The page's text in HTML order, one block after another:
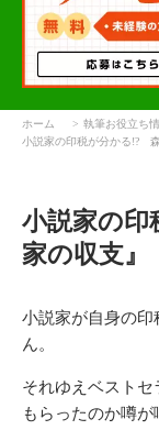
ホーム 執筆お役立ち
小説家の印税が分かる!? 森
小説家の
家の収支』
小説家が自身の
ん。
それゆえベスト
もらったのか噂